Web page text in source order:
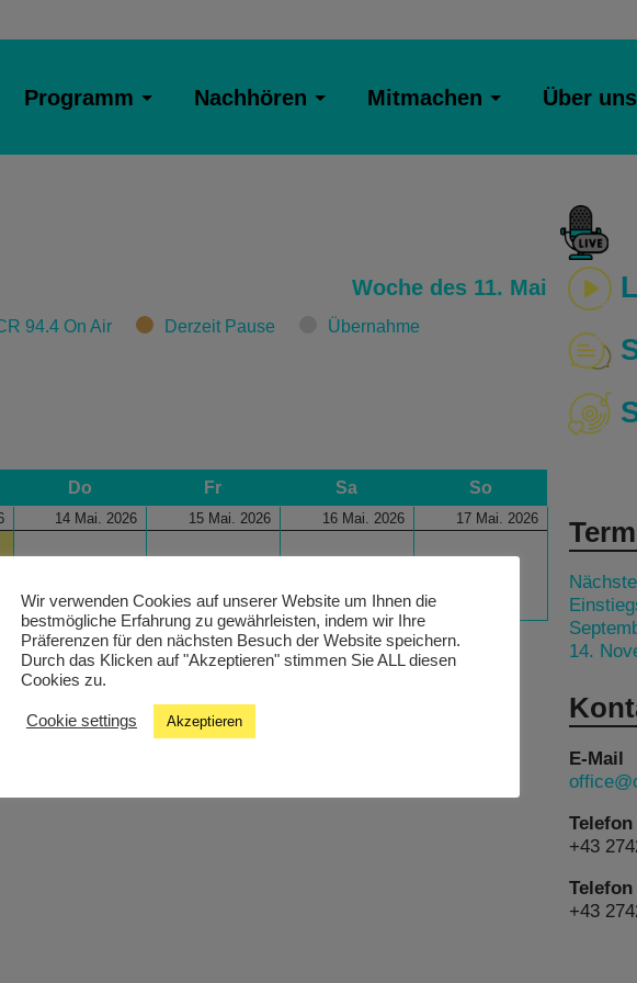
Programm Nachhören Mitmachen Über uns
Woche des 11. Mai
94.4 On Air Derzeit Pause Übernahme
Do Fr Sa So
14 Mai. 2026 15 Mai. 2026 16 Mai. 2026 17 Mai. 2026
14.
E-Mail
+43
+43
Wir verwenden Cookies auf unserer Website um Ihnen die
bestmögliche Erfahrung zu gewährleisten, indem wir Ihre
Präferenzen für den nächsten Besuch der Website speichern.
Durch das Klicken auf "Akzeptieren" stimmen Sie ALL diesen
Cookies zu.
Cookie settings Akzeptieren